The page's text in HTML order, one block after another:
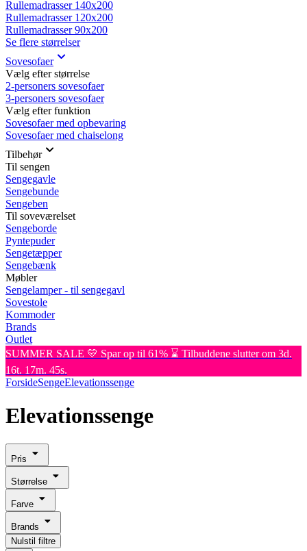
Rullemadrasser 140x200
Rullemadrasser 120x200
Rullemadrasser 90x200
Se flere størrelser
Sovesofaer
Vælg efter størrelse
2-personers sovesofaer
3-personers sovesofaer
Vælg efter funktion
Sovesofaer med opbevaring
Sovesofaer med chaiselong
Tilbehør
Til sengen
Sengegavle
Sengebunde
Sengeben
Til soveværelset
Sengeborde
Pyntepuder
Sengetæpper
Sengebænk
Møbler
Sengelamper - til sengegavl
Sovestole
Kommoder
Brands
Outlet
SUMMER SALE 💛 Spar op til 61% ⌛ Tilbuddene slutter om 3d.
16t. 17m. 45s.
ForsideSengeElevationssenge
Elevationssenge
Pris
Størrelse
Farve
Brands
Nulstil filtre